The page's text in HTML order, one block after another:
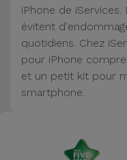
Accessoires
Mobilité,
Auto et
Vélo
d'ordinateur
iPhone de
évitent
quotidiens. Chez
pour iPhone
et un petit kit pour
smartphone.